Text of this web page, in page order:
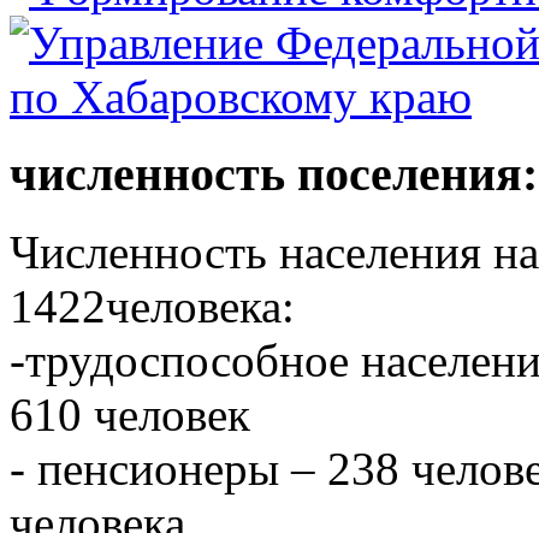
численность поселения:
Численность населения
1422человека:
-трудоспособное
610 человек
- пенсионеры – 238